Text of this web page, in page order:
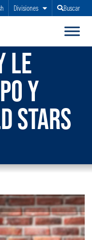
Divisiones Buscar
LE
Y
STARS